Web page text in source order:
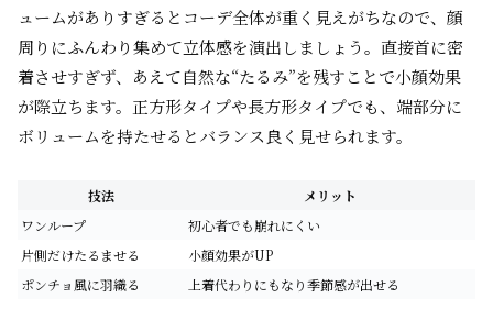
ュームがありすぎるとコーデ全体が重く見えがちなので、顔
周りにふんわり集めて立体感を演出しましょう。直接首に密
着させすぎず、あえて自然な“たるみ”を残すことで小顔効果
が際立ちます。正方形タイプや長方形タイプでも、端部分に
ボリュームを持たせるとバランス良く見せられます。
技法
メリット
ワンループ
初心者でも崩れにくい
片側だけたるませる
小顔効果がUP
ポンチョ風に羽織る
上着代わりにもなり季節感が出せる